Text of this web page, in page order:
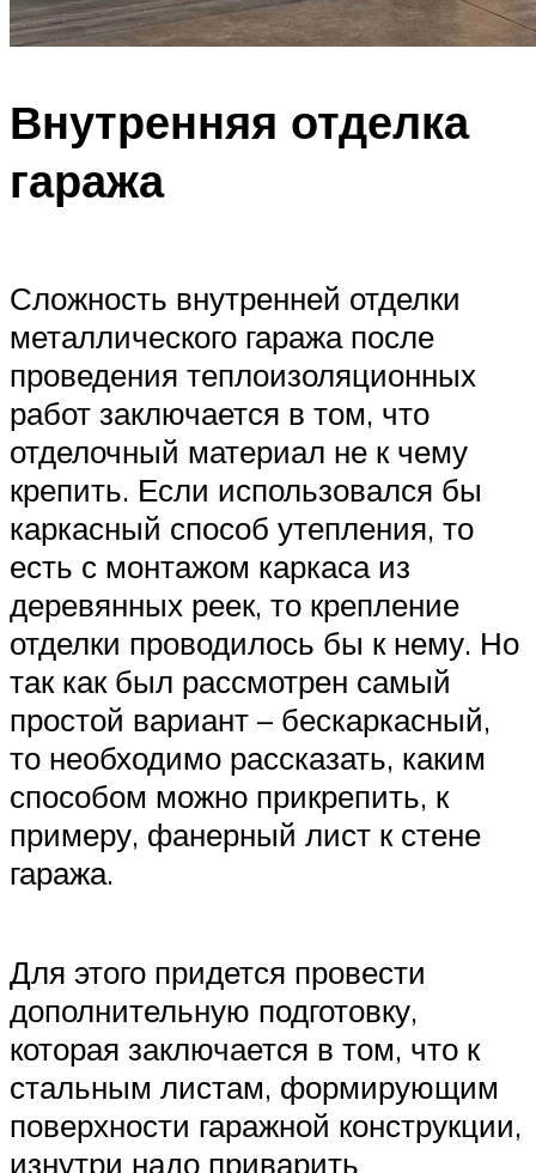
Внутренняя отделка
гаража
Сложность внутренней отделки
металлического гаража после
проведения теплоизоляционных
работ заключается в том, что
отделочный материал не к чему
крепить. Если использовался бы
каркасный способ утепления, то
есть с монтажом каркаса из
деревянных реек, то крепление
отделки проводилось бы к нему. Но
так как был рассмотрен самый
простой вариант – бескаркасный,
то необходимо рассказать, каким
способом можно прикрепить, к
примеру, фанерный лист к стене
гаража.
Для этого придется провести
дополнительную подготовку,
которая заключается в том, что к
стальным листам, формирующим
поверхности гаражной конструкции,
изнутри надо приварить